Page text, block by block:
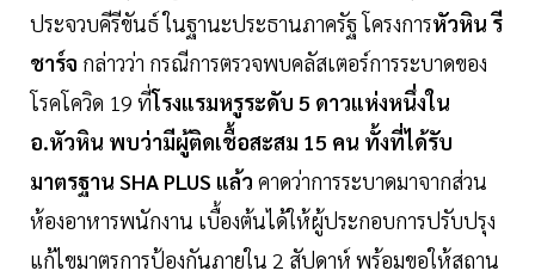
ประจวบคีรีขันธ์ ในฐานะประธานภาครัฐ โครงการหัวหิน รี
ชาร์จ กล่าวว่า กรณีการตรวจพบคลัสเตอร์การระบาดของ
โรคโควิด 19 ที่โรงแรมหรูระดับ 5 ดาวแห่งหนึ่งใน
อ.หัวหิน พบว่ามีผู้ติดเชื้อสะสม 15 คน ทั้งที่ได้รับ
มาตรฐาน SHA PLUS แล้ว คาดว่าการระบาดมาจากส่วน
ห้องอาหารพนักงาน เบื้องต้นได้ให้ผู้ประกอบการปรับปรุง
แก้ไขมาตรการป้องกันภายใน 2 สัปดาห์ พร้อมขอให้สถาน